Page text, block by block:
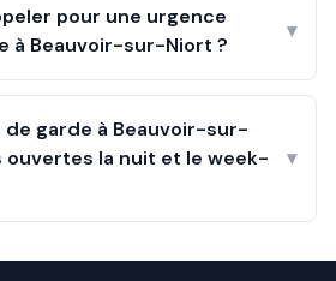
pour une urgence
à Beauvoir-sur-Niort ?
▾
de garde à Beauvoir-sur-
la nuit et le week-
▾